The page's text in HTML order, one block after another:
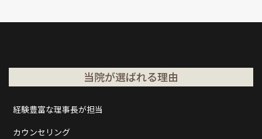
当院が選ばれる理由
経験豊富な理事長が担当
カウンセリング